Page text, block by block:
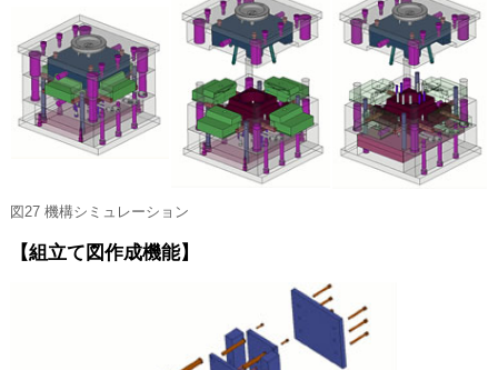
図27 機構シミュレーション
【組立て図作成機能】